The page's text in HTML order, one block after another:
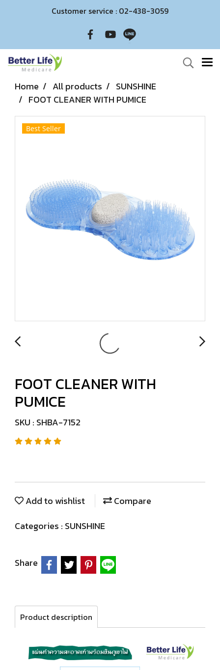
Customer service : 02-438-3059
Home All products
SUNSHINE
FOOT CLEANER WITH PUMICE
Best Seller
FOOT CLEANER WITH
PUMICE
SKU : SHBA-7152
Add to wishlist
Compare
Categories : SUNSHINE
Share
Product description